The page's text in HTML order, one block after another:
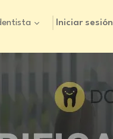
Iniciar sesión